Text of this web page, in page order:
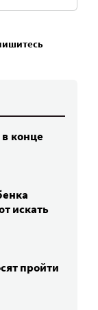
конце
искать
пройти